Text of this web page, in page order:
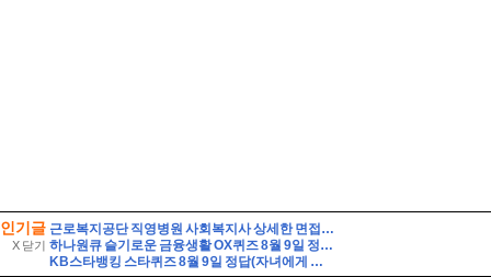
인기글
X 닫기
근로복지공단 직영병원 사회복지사 상세한 면접후기 7명 및 기출질문 기관 직무상식 정리 [근로복지공단 병원 사회복지사 면접]
하나원큐 슬기로운 금융생활 OX퀴즈 8월 9일 정답(하나원큐에서는 나의 은퇴 MBTI를 알아볼수 있다)
KB스타뱅킹 스타퀴즈 8월 9일 정답(자녀에게 증여 후 납부할 세액이 없더라도 가급적이면 신고를 해두는 것이 좋다)